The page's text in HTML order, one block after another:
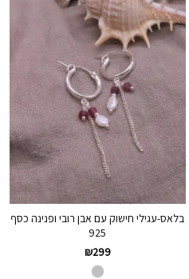
בלאס-עגילי חישוק עם אבן רובי ופנינה כסף
925
₪299